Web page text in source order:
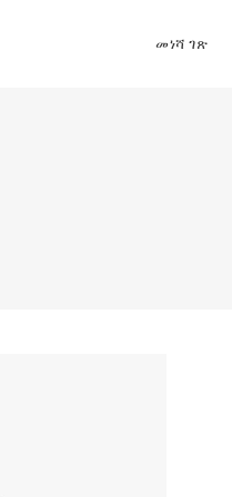
መነሻ ገጽ